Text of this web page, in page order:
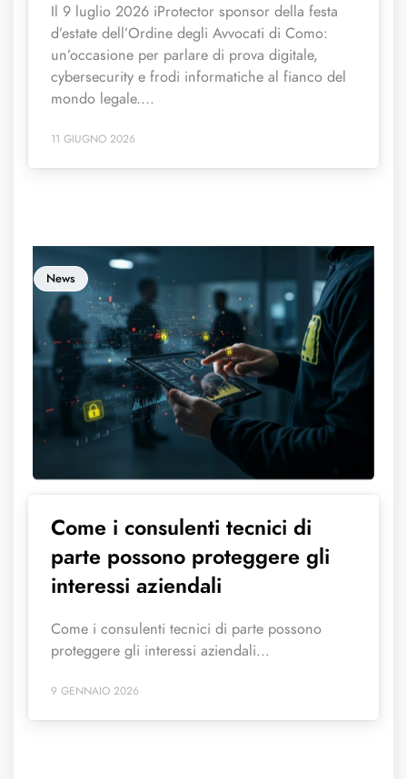
Il 9 luglio 2026 iProtector sponsor della festa
d’estate dell’Ordine degli Avvocati di Como:
un’occasione per parlare di prova digitale,
cybersecurity e frodi informatiche al fianco del
mondo legale....
11 GIUGNO 2026
News
Come i consulenti tecnici di
parte possono proteggere gli
interessi aziendali
Come i consulenti tecnici di parte possono
proteggere gli interessi aziendali...
9 GENNAIO 2026